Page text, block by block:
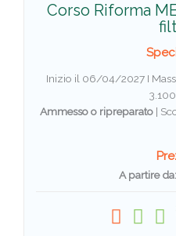
Corso Riforma
Inizio il 06/04/2027 I
Ammesso o ripreparato |
A partire